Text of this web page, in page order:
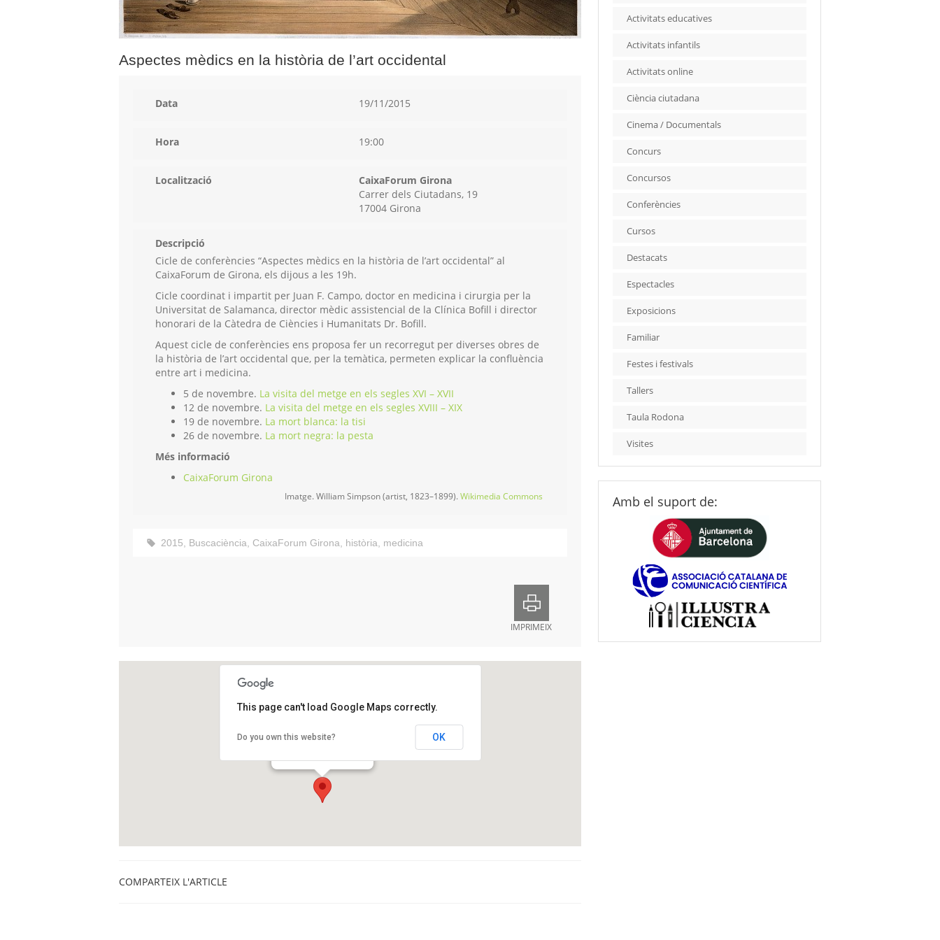
Aspectes mèdics en la història de l’art occidental
Data 19/11/2015
Hora 19:00
Localització
CaixaForum Girona
Carrer dels Ciutadans, 19
17004 Girona
Descripció
Cicle de conferències “Aspectes mèdics en la història de l’art occidental” al
CaixaForum de Girona, els dijous a les 19h.
Cicle coordinat i impartit per Juan F. Campo, doctor en medicina i cirurgia per la
Universitat de Salamanca, director mèdic assistencial de la Clínica Bofill i director
honorari de la Càtedra de Ciències i Humanitats Dr. Bofill.
Aquest cicle de conferències ens proposa fer un recorregut per diverses obres de
la història de l’art occidental que, per la temàtica, permeten explicar la confluència
entre art i medicina.
5 de novembre. La visita del metge en els segles XVI – XVII
12 de novembre. La visita del metge en els segles XVIII – XIX
19 de novembre. La mort blanca: la tisi
26 de novembre. La mort negra: la pesta
Més informació
CaixaForum Girona
Imatge. William Simpson (artist, 1823–1899).Wikimedia Commons
2015, Buscaciència, CaixaForum Girona, història, medicina
IMPRIMEIX
Carrer dels Ciutadans, 19
This page can't load Google Maps correctly.
Do you own this website? OK
COMPARTEIX L'ARTICLE
Activitats educatives
Activitats infantils
Activitats online
Ciència ciutadana
Cinema / Documentals
Concurs
Concursos
Conferències
Cursos
Destacats
Espectacles
Exposicions
Familiar
Festes i festivals
Tallers
Taula Rodona
Visites
Amb el suport de: